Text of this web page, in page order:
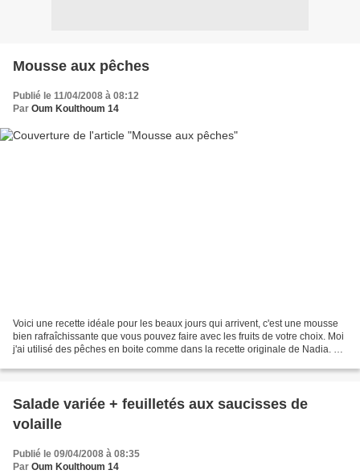
Mousse aux pêches
Publié le 11/04/2008 à 08:12
Par Oum Koulthoum 14
Voici une recette idéale pour les beaux jours qui arrivent, c'est une mousse
bien rafraîchissante que vous pouvez faire avec les fruits de votre choix. Moi
j'ai utilisé des pêches en boite comme dans la recette originale de Nadia. Jai
Salade variée + feuilletés aux saucisses de
volaille
Publié le 09/04/2008 à 08:35
Par Oum Koulthoum 14